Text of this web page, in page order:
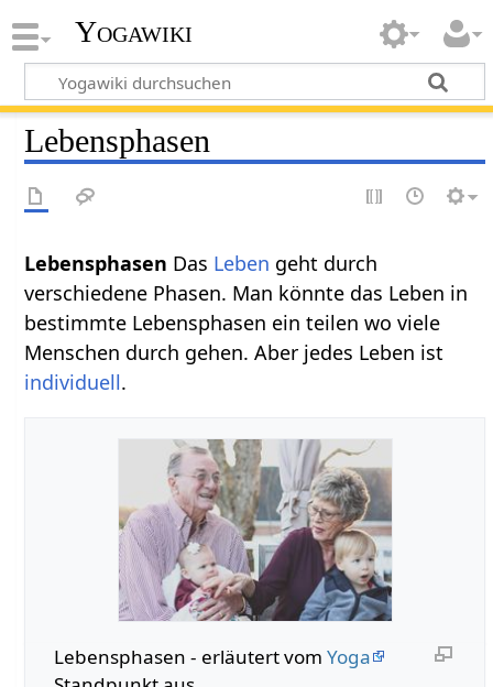
Yogawiki
Lebensphasen
Lebensphasen Das Leben geht durch
verschiedene Phasen. Man könnte das Leben in
bestimmte Lebensphasen ein teilen wo viele
Menschen durch gehen. Aber jedes Leben ist
individuell.
Lebensphasen - erläutert vom Yoga